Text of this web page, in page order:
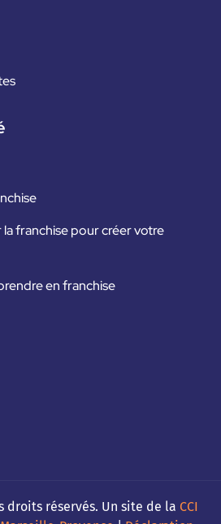
la franchise pour créer votre
en franchise
droits réservés. Un site de la CCI